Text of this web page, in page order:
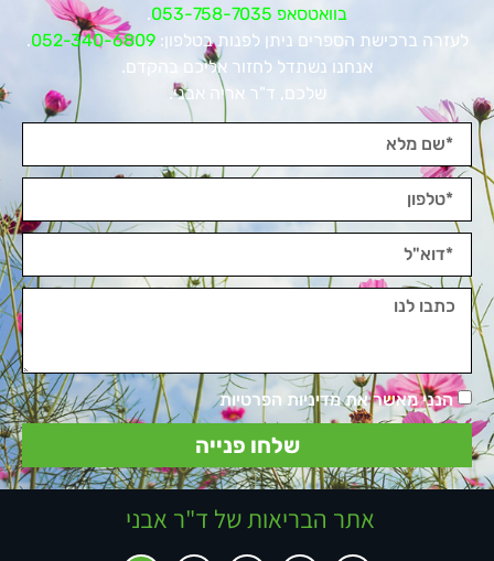
בוואטסאפ 053-758-7035
.
לעזרה ברכישת הספרים ניתן לפנות בטלפון:052-340-6809
.
אנחנו נשתדל לחזור אליכם בהקדם.
שלכם, ד"ר אריה אבני.
הנני מאשר את מדיניות הפרטיות
שלחו פנייה
אתר הבריאות של ד"ר אבני